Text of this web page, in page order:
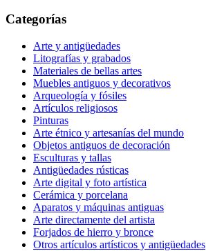
Categorías
Arte y antigüedades
Litografías y grabados
Materiales de bellas artes
Muebles antiguos y decorativos
Arqueología y fósiles
Artículos religiosos
Pinturas
Arte étnico y artesanías del mundo
Objetos antiguos de decoración
Esculturas y tallas
Antigüedades rústicas
Arte digital y foto artística
Cerámica y porcelana
Aparatos y máquinas antiguas
Arte directamente del artista
Forjados de hierro y bronce
Otros artículos artísticos y antigüedades